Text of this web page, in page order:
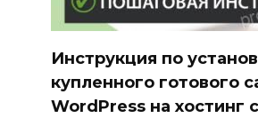
Инструкция по
купленного готового
WordPress на хостинг